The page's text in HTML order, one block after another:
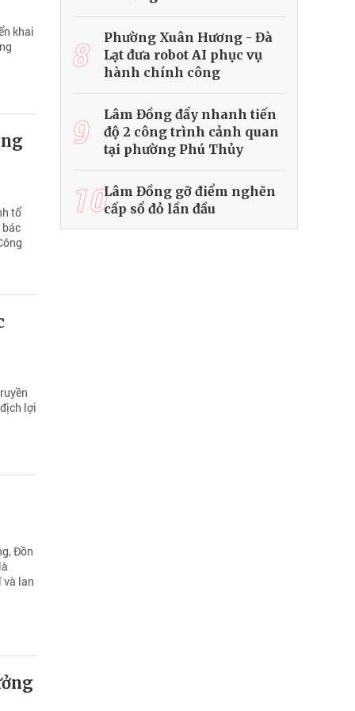
khai
tổ
bác
lợi
Đồn
và lan
8
Phường Xuân Hương - Đà
Lạt đưa robot AI phục vụ
hành chính công
9
Lâm Đồng đẩy nhanh tiến
độ 2 công trình cảnh quan
tại phường Phú Thủy
10Lâm Đồng gỡ điểm nghẽn
cấp sổ đỏ lần đầu